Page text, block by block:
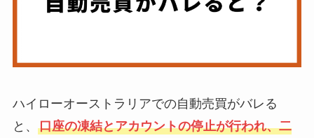
ハイローオーストラリアでの自動売買がバレる
と、 口座の凍結とアカウントの停止が行われ、二